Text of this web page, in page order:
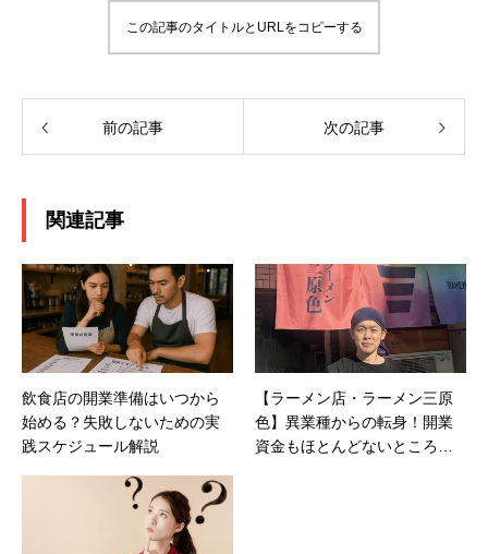
この記事のタイトルとURLをコピーする
前の記事 次の記事
関連記事
飲食店の開業準備はいつから
始める？失敗しないための実
践スケジュール解説
【ラーメン店・ラーメン三原
色】異業種からの転身！開業
資金もほとんどないところか